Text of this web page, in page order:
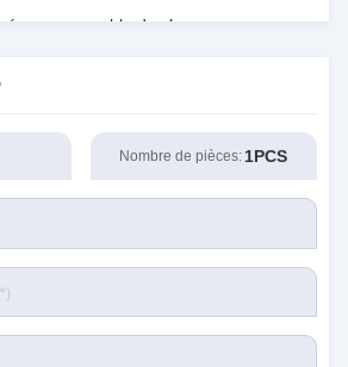
programmable de champ,
Nombre de pièces: 1PCS